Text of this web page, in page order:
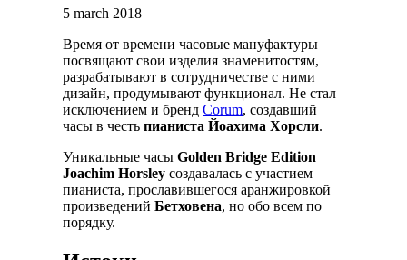
5 march 2018
Время от времени часовые мануфактуры
посвящают свои изделия знаменитостям,
разрабатывают в сотрудничестве с ними
дизайн, продумывают функционал. Не стал
исключением и бренд Corum, создавший
часы в честь пианиста Йоахима Хорсли.
Уникальные часы Golden Bridge Edition
Joachim Horsley создавалась с участием
пианиста, прославившегося аранжировкой
произведений Бетховена, но обо всем по
порядку.